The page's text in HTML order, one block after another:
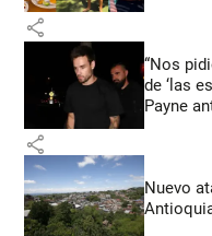
share
“Nos
de ‘las
Payne
share
Nuevo